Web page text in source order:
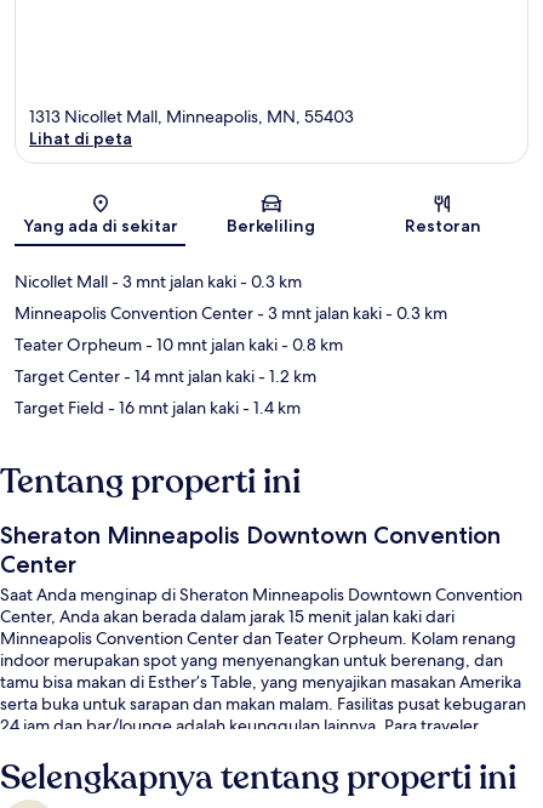
Peta
1313 Nicollet Mall, Minneapolis, MN, 55403
Lihat di peta
Yang ada di sekitar Berkeliling Restoran
Nicollet Mall- 3 mnt jalan kaki- 0.3 km
Minneapolis Convention Center- 3 mnt jalan kaki- 0.3 km
Teater Orpheum- 10 mnt jalan kaki- 0.8 km
Target Center- 14 mnt jalan kaki- 1.2 km
Target Field - 16 mnt jalan kaki- 1.4 km
Tentang properti ini
Sheraton Minneapolis Downtown Convention
Center
Saat Anda menginap di Sheraton Minneapolis Downtown Convention
Center, Anda akan berada dalam jarak 15 menit jalan kaki dari
Minneapolis Convention Center dan Teater Orpheum. Kolam renang
indoor merupakan spot yang menyenangkan untuk berenang, dan
tamu bisa makan di Esther’s Table, yang menyajikan masakan Amerika
serta buka untuk sarapan dan makan malam. Fasilitas pusat kebugaran
24 jam dan bar/lounge adalah keunggulan lainnya. Para traveler
Selengkapnya tentang properti ini